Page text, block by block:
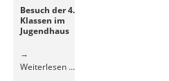
Besuch der 4.
Klassen im
Jugendhaus
Weiterlesen …Besuch